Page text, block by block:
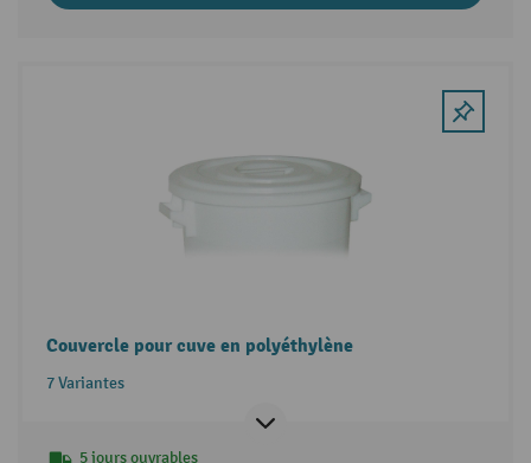
Couvercle pour cuve en polyéthylène
7 Variantes
5 jours ouvrables